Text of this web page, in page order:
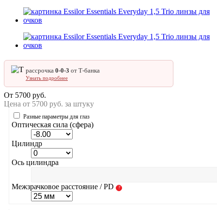
рассрочка 0‑0‑3 от Т‑банка
Узнать подробнее
От 5700 руб.
Цена от 5700 руб. за штуку
Разные параметры для глаз
Оптическая сила (сфера)
Цилиндр
Ось цилиндра
Межзрачковое расстояние / PD ?